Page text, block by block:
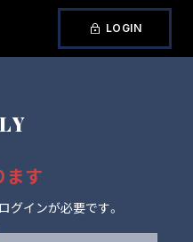
LOGIN
ます
グインが必要です。